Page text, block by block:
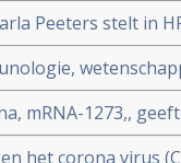
Peeters stelt in
dat met
19. Er is
19mRNA-1273,,
het corona virus